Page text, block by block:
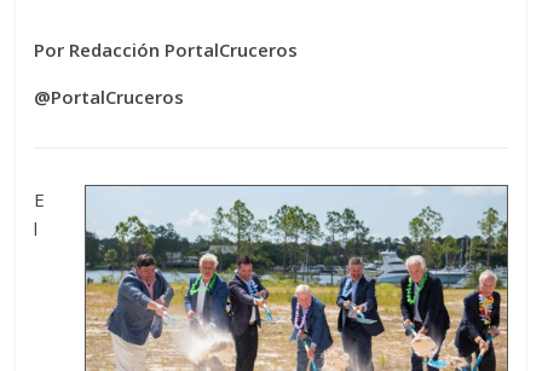
Por Redacción PortalCruceros
@PortalCruceros
E
l